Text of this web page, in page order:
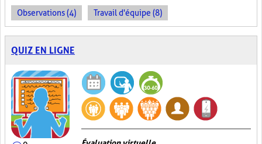
Observations (4) Travail d'équipe (8)
QUIZ EN LIGNE